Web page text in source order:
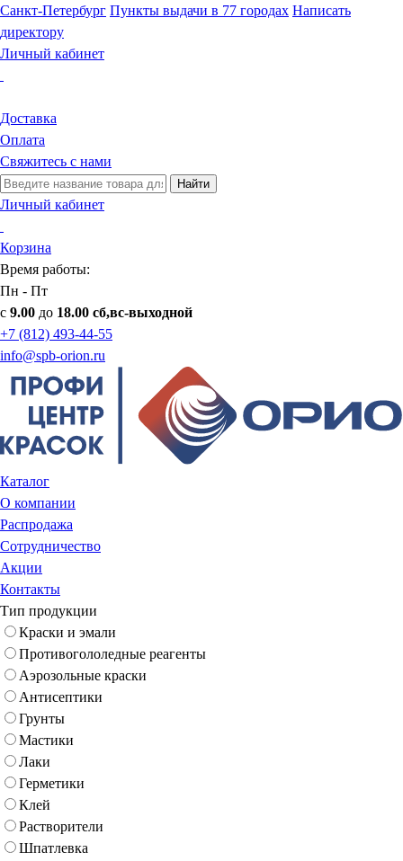
Санкт-Петербург Пункты выдачи в 77 городах Написать
директору
Личный кабинет
Доставка
Оплата
Свяжитесь с нами
Найти
Личный кабинет
Корзина
Время работы:
Пн - Пт
с 9.00 до 18.00 сб,вс-выходной
+7 (812) 493-44-55
info@spb-orion.ru
Каталог
О компании
Распродажа
Сотрудничество
Акции
Контакты
Тип продукции
Краски и эмали
Противогололедные реагенты
Аэрозольные краски
Антисептики
Грунты
Мастики
Лаки
Герметики
Клей
Растворители
Шпатлевка